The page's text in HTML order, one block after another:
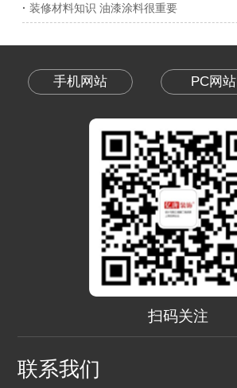
· 装修材料知识 油漆涂料很重要
手机网站 PC网站
扫码关注
联系我们